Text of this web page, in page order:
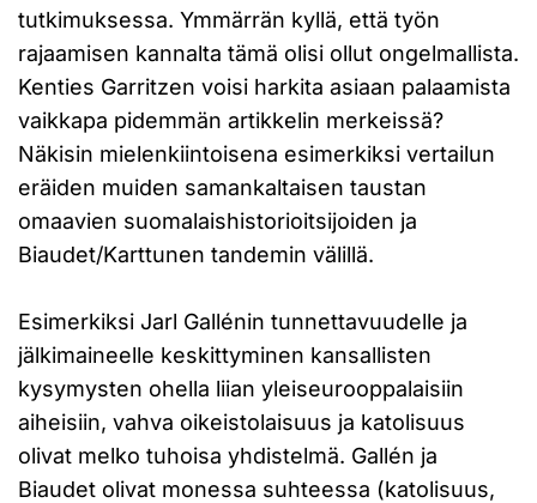
tutkimuksessa. Ymmärrän kyllä, että työn
rajaamisen kannalta tämä olisi ollut ongelmallista.
Kenties Garritzen voisi harkita asiaan palaamista
vaikkapa pidemmän artikkelin merkeissä?
Näkisin mielenkiintoisena esimerkiksi vertailun
eräiden muiden samankaltaisen taustan
omaavien suomalaishistorioitsijoiden ja
Biaudet/Karttunen tandemin välillä.
Esimerkiksi Jarl Gallénin tunnettavuudelle ja
jälkimaineelle keskittyminen kansallisten
kysymysten ohella liian yleiseurooppalaisiin
aiheisiin, vahva oikeistolaisuus ja katolisuus
olivat melko tuhoisa yhdistelmä. Gallén ja
Biaudet olivat monessa suhteessa (katolisuus,